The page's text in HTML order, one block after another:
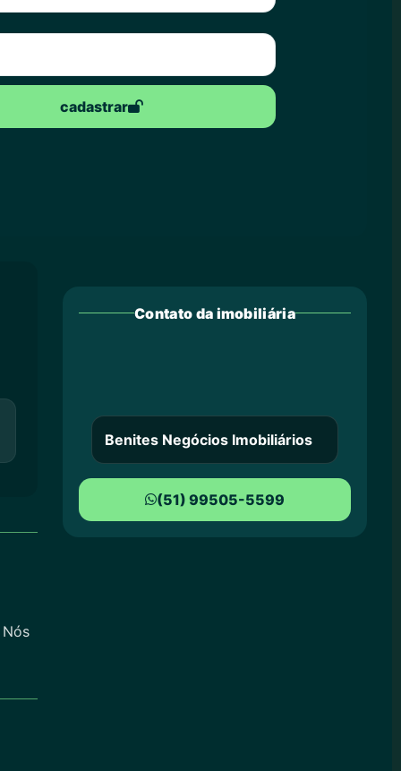
cadastrar
Contato da imobiliária
Benites Negócios Imobiliários
(51) 99505-5599